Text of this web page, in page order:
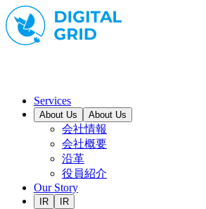
Services
About Us About Us
会社情報
会社概要
沿革
役員紹介
Our Story
IR IR